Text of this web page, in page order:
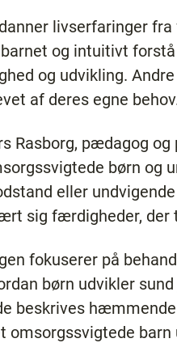
livserfaringer
og intuitivt
og udvikling.
af deres egne
Rasborg, pædagog
børn og
eller
sig færdigheder, der
fokuserer på
børn udvikler
beskrives
omsorgssvigtede barn